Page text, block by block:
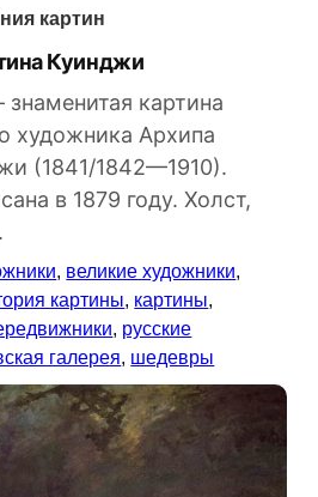
картин
Куинджи
картина
художника Архипа
(1841/1842—1910).
в 1879 году. Холст,
, великие художники,
картины, картины,
, русские
галерея, шедевры